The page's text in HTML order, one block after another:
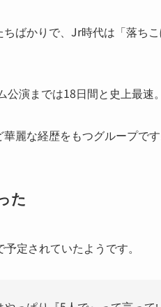
ばかりで、Jr時代は「落ち
演までは18日間と史上最速。
麗な経歴をもつグループです
た
定されていたようです。